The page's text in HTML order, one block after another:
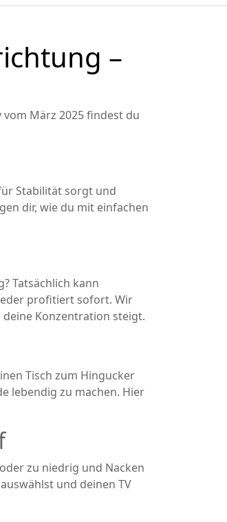
–
März 2025 findest du
Stabilität sorgt und
dir, wie du mit einfachen
Tatsächlich kann
profitiert sofort. Wir
Konzentration steigt.
Tisch zum Hingucker
lebendig zu machen. Hier
zu niedrig und Nacken
und deinen TV